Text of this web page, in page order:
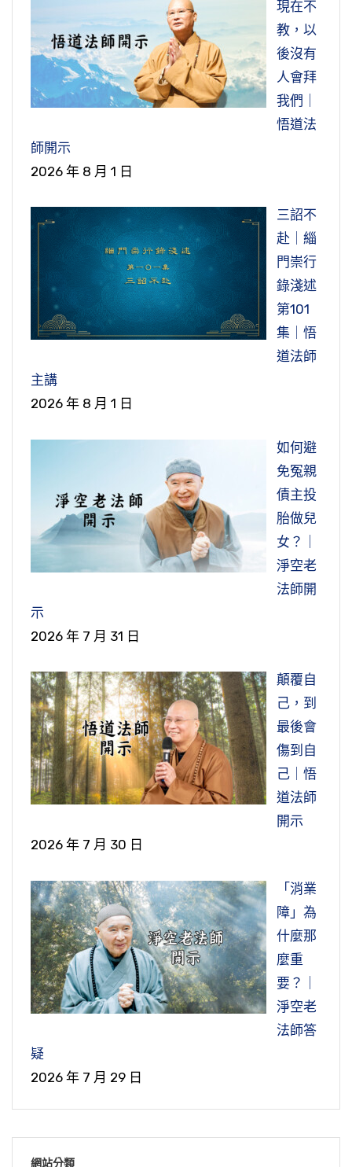
現在不
教，以
後沒有
人會拜
我們｜
悟道法
師開示
2026 年 8 月 1 日
三詔不
赴｜緇
門崇行
錄淺述
第101
集｜悟
道法師
主講
2026 年 8 月 1 日
如何避
免冤親
債主投
胎做兒
女？｜
淨空老
法師開
示
2026 年 7 月 31 日
顛覆自
己，到
最後會
傷到自
己｜悟
道法師
開示
2026 年 7 月 30 日
「消業
障」為
什麼那
麼重
要？｜
淨空老
法師答
疑
2026 年 7 月 29 日
網站分類